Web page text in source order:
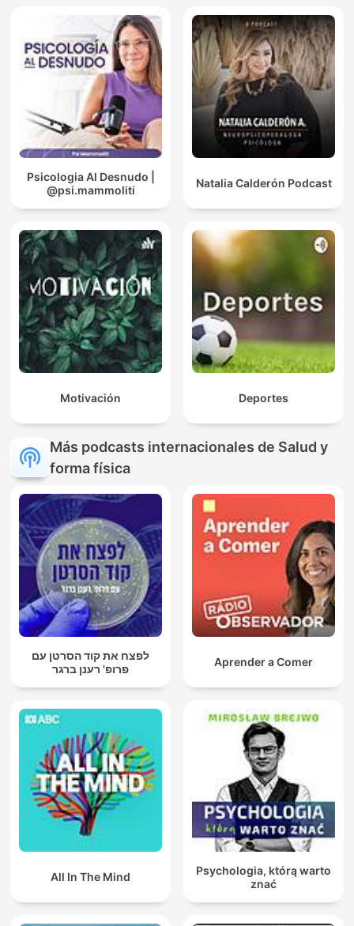
Psicologia Al Desnudo |
@psi.mammoliti
Natalia Calderón Podcast
Motivación Deportes
Más podcasts internacionales de Salud y
forma física
לפצח את קוד הסרטן עם
פרופ' רענן ברגר
Aprender a Comer
All In The Mind
Psychologia, którą warto
znać